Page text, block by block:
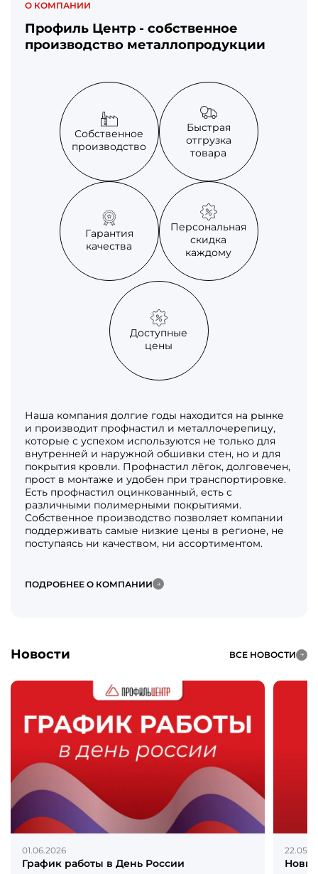
О КОМПАНИИ
Профиль Центр - собственное
производство металлопродукции
Собственное
производство
Быстрая
отгрузка
товара
Гарантия
качества
Персональная
скидка
каждому
Доступные
цены
Наша компания долгие годы находится на рынке
и производит профнастил и металлочерепицу,
которые с успехом используются не только для
внутренней и наружной обшивки стен, но и для
покрытия кровли. Профнастил лёгок, долговечен,
прост в монтаже и удобен при транспортировке.
Есть профнастил оцинкованный, есть с
различными полимерными покрытиями.
Собственное производство позволяет компании
поддерживать самые низкие цены в регионе, не
поступаясь ни качеством, ни ассортиментом.
ПОДРОБНЕЕ О КОМПАНИИ
Новости ВСЕ НОВОСТИ
01.06.2026
График работы в День России